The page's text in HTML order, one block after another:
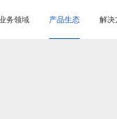
务领域 产品生态 解决